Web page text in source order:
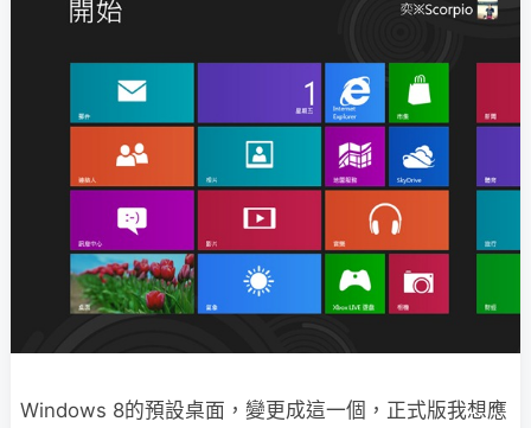
Windows 8的預設桌面，變更成這一個，正式版我想應